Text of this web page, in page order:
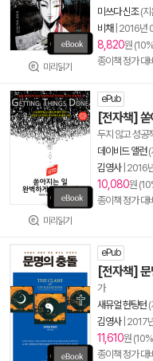
미리읽기
미쓰다 신조(지
비채 2016년
8,820원
종이책 정가 대비
미리읽기
ePub
[전자책] 쏟
두지 않고 성공
데이비드 앨런(
김영사| 2016
10,080원
종이책 정가 대비
ePub
[전자책] 문
가
새뮤얼 헌팅턴 (
김영사| 2017
11,610원
종이책 정가 대비